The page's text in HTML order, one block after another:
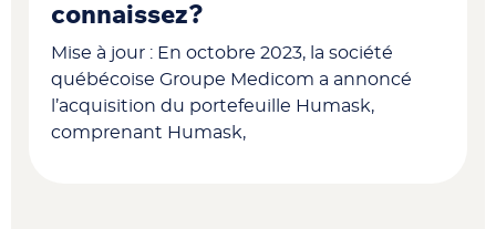
connaissez?
Mise à jour : En octobre 2023, la société
québécoise Groupe Medicom a annoncé
l’acquisition du portefeuille Humask,
comprenant Humask,